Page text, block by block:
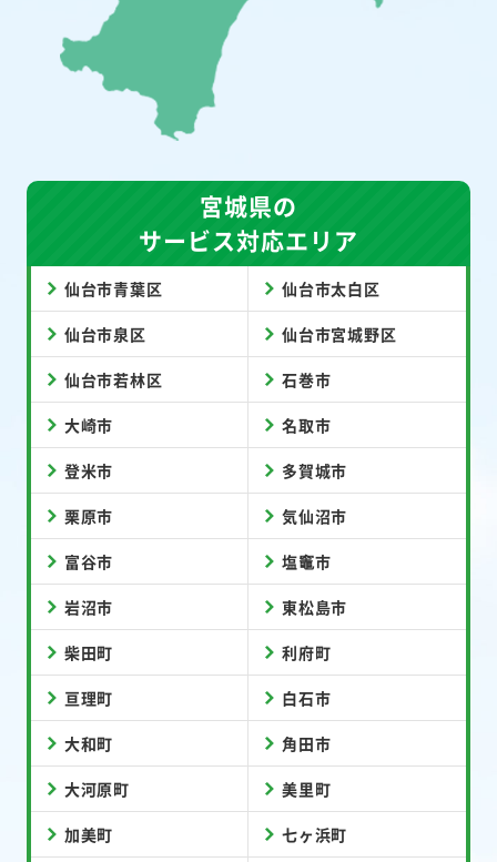
宮城県の
サービス対応エリア
仙台市青葉区 仙台市太白区
仙台市泉区 仙台市宮城野区
仙台市若林区 石巻市
大崎市 名取市
登米市 多賀城市
栗原市 気仙沼市
富谷市 塩竈市
岩沼市 東松島市
柴田町 利府町
亘理町 白石市
大和町 角田市
大河原町 美里町
加美町 七ヶ浜町